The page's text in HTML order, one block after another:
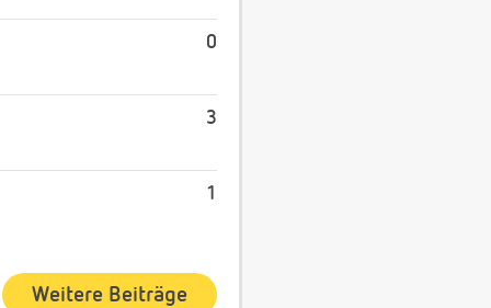
0
3
1
Weitere Beiträge